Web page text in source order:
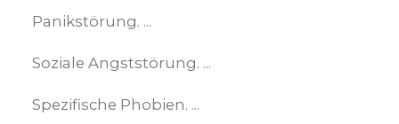
Panikstörung. ...
Soziale Angststörung. ...
Spezifische Phobien. ...